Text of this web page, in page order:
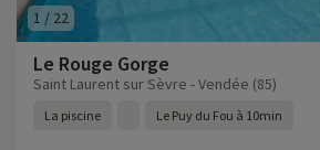
1 / 22
Le Rouge Gorge
Saint Laurent sur Sèvre - Vendée (85)
La piscine Le Puy du Fou à 10min